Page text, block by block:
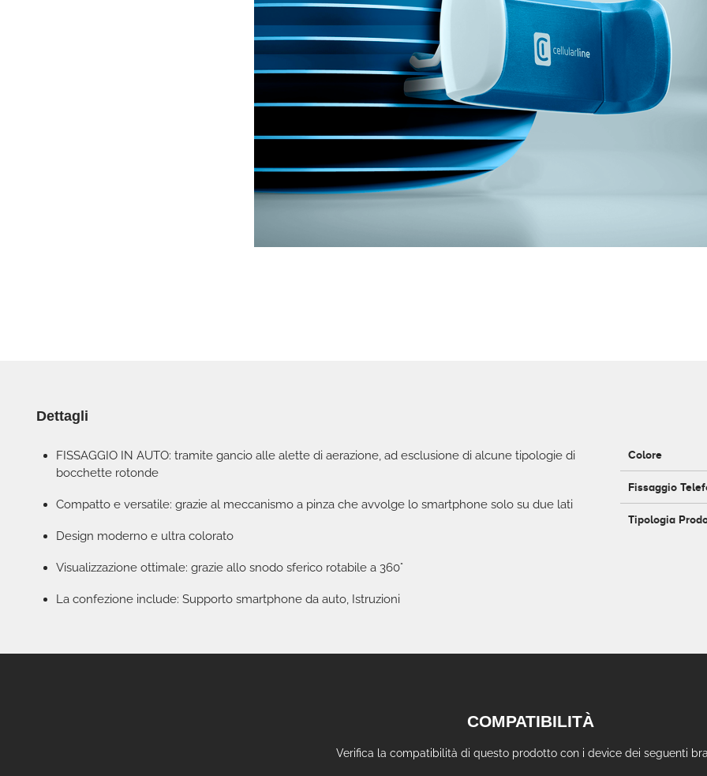
Dettagli
FISSAGGIO IN AUTO: tramite gancio alle alette di aerazione, ad esclusione di alcune tipologie di
bocchette rotonde
Compatto e versatile: grazie al meccanismo a pinza che avvolge lo smartphone solo su due lati
Design moderno e ultra colorato
Visualizzazione ottimale: grazie allo snodo sferico rotabile a 360°
La confezione include: Supporto smartphone da auto, Istruzioni
Colore
Fissaggio
Tipologia
COMPATIBILITÀ
Verifica la compatibilità di questo prodotto con i device dei seguenti